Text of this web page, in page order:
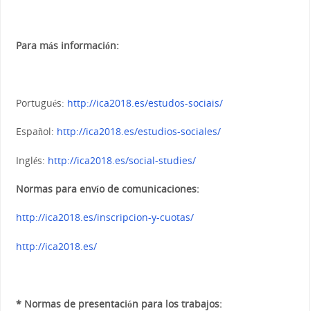
Para más información:
Portugués: http://ica2018.es/estudos-sociais/
Español: http://ica2018.es/estudios-sociales/
Inglés: http://ica2018.es/social-studies/
Normas para envío de comunicaciones:
http://ica2018.es/inscripcion-y-cuotas/
http://ica2018.es/
* Normas de presentación para los trabajos: